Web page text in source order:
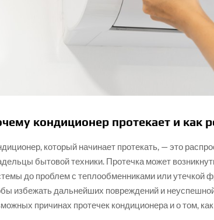
кондиционер протекает и как
который начинает протекать, — это
бытовой техники. Протечка может
до проблем с теплообменниками или утечкой
избежать дальнейших повреждений и
причинах протечек кондиционера и о том,